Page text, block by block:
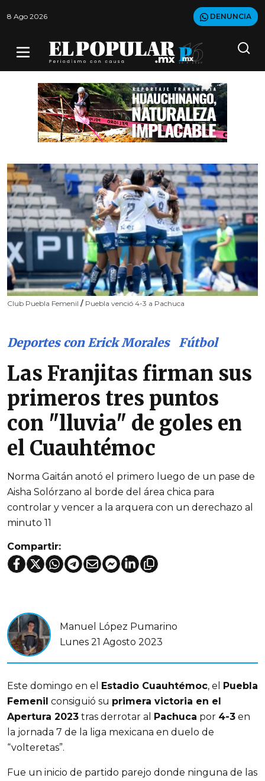
8 Ago 2026 DENUNCIA
Club Puebla Femenil / Puebla venció 4-3 a Pachuca
Deportes con Erick Morales Fútbol
Las Franjitas firman sus
primeros tres puntos
con "lluvia" de goles en
el Cuauhtémoc
Norma Gaitán anotó el primero luego de un pase de
Aisha Solórzano al borde del área chica para
controlar y vencer a la arquera con un derechazo al
minuto 11
Compartir:
Manuel López Pumarino
Lunes 21 Agosto 2023
Este domingo en el Estadio Cuauhtémoc, el Puebla
Femenil consiguió su primera victoria en el
Apertura 2023 tras derrotar al Pachuca por 4-3 en
la jornada 7 de la liga mexicana en duelo de
“volteretas”.
Fue un inicio de partido parejo donde ninguna de las